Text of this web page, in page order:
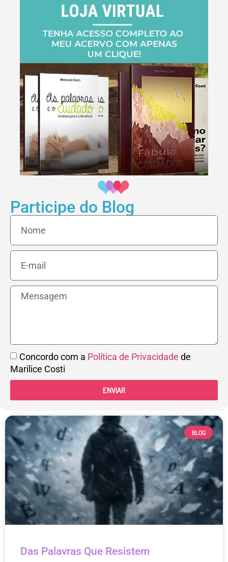
Participe do Blog
Concordo com a Política de Privacidade de
Marilice Costi
ENVIAR
BLOG
Das Palavras Que Resistem